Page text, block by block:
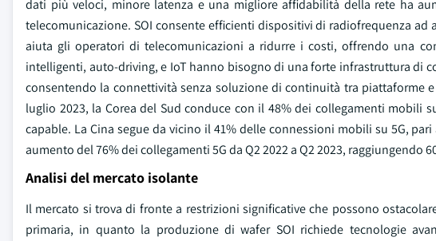
dati più veloci, minore latenza e una migliore affidabilità della rete ha
telecomunicazione. SOI consente efficienti dispositivi di radiofrequenza ad
aiuta gli operatori di telecomunicazioni a ridurre i costi, offrendo una
intelligenti, auto-driving, e IoT hanno bisogno di una forte infrastruttura di
consentendo la connettività senza soluzione di continuità tra piattaforme
luglio 2023, la Corea del Sud conduce con il 48% dei collegamenti mobili
capable. La Cina segue da vicino il 41% delle connessioni mobili su 5G,
aumento del 76% dei collegamenti 5G da Q2 2022 a Q2 2023,
Analisi del mercato isolante
Il mercato si trova di fronte a restrizioni significative che possono
primaria, in quanto la produzione di wafer SOI richiede tecnologie